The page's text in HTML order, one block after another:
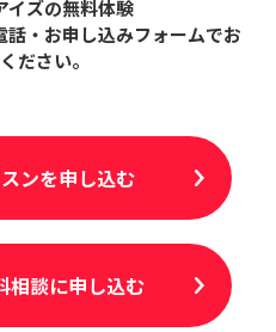
イズの無料体験
話・お申し込みフォームでお
ださい。
ンを申し込む
相談に申し込む